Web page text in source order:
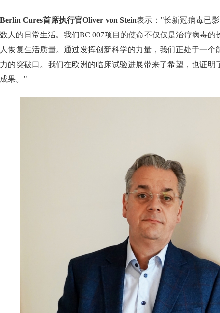
Berlin Cures首席执行官Oliver von Stein表示："长新冠病毒已
数人的日常生活。我们BC 007项目的使命不仅仅是治疗病毒
人恢复生活质量。通过发挥创新科学的力量，我们正处于一个
力的突破口。我们在欧洲的临床试验进展带来了希望，也证明
成果。"